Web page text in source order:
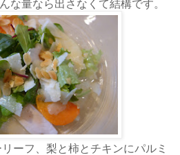
な量なら出さなくて結構です。
ーフ、梨と柿とチキンにパルミ